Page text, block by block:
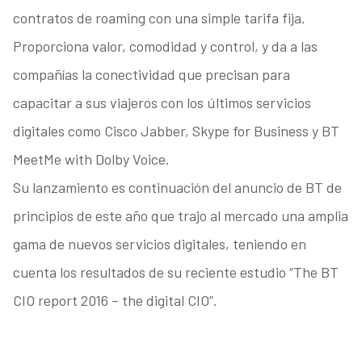
contratos de roaming con una simple tarifa fija.
Proporciona valor, comodidad y control, y da a las
compañías la conectividad que precisan para
capacitar a sus viajeros con los últimos servicios
digitales como Cisco Jabber, Skype for Business y BT
MeetMe with Dolby Voice.
Su lanzamiento es continuación del anuncio de BT de
principios de este año que trajo al mercado una amplia
gama de nuevos servicios digitales, teniendo en
cuenta los resultados de su reciente estudio “The BT
CIO report 2016 – the digital CIO”.